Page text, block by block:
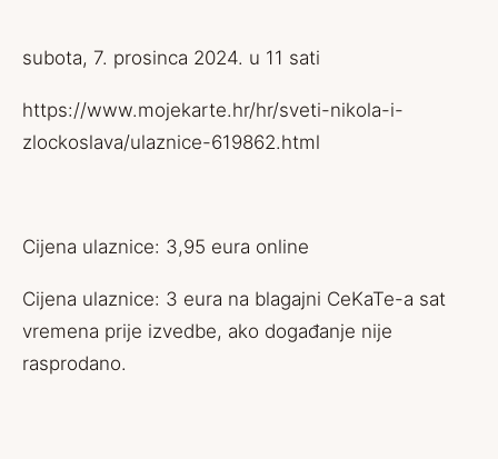
subota, 7. prosinca 2024. u 11 sati
https://www.mojekarte.hr/hr/sveti-nikola-i-
zlockoslava/ulaznice-619862.html
Cijena ulaznice: 3,95 eura online
Cijena ulaznice: 3 eura na blagajni CeKaTe-a sat
vremena prije izvedbe, ako događanje nije
rasprodano.